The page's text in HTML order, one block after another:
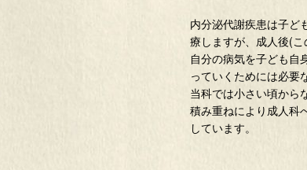
内分泌代謝疾患は子ど
療しますが、成人後(
自分の病気を子ども自
っていくためには必要
当科では小さい頃から
積み重ねにより成人科
しています。